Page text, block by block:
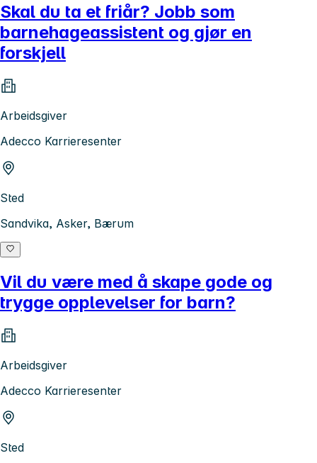
Skal du ta et friår? Jobb som
barnehageassistent og gjør en
forskjell
Arbeidsgiver
Adecco Karrieresenter
Sted
Sandvika, Asker, Bærum
Vil du være med å skape gode og
trygge opplevelser for barn?
Arbeidsgiver
Adecco Karrieresenter
Sted